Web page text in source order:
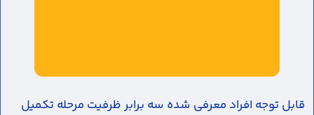
قابل توجه افراد معرفی شده سه برابر ظرفیت مرحله تکمیل